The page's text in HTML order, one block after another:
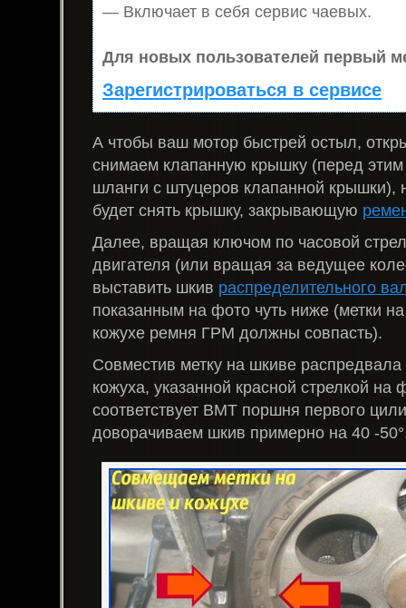
— Включает в себя сервис чаевых.
Для новых пользователей первый
Зарегистрироваться в сервисе
А чтобы ваш мотор быстрей остыл,
снимаем клапанную крышку (перед
шланги с штуцеров клапанной крышки),
будет снять крышку, закрывающую
Далее, вращая ключом по часовой
двигателя (или вращая за ведущее
выставить шкив распределительного
показанным на фото чуть ниже (метки
кожухе ремня ГРМ должны совпасть).
Совместив метку на шкиве распредвала
кожуха, указанной красной стрелкой на
соответствует ВМТ поршня первого
доворачиваем шкив примерно на 40 -